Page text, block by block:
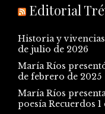
Editorial
Historia y
de julio de 2026
María Ríos
de febrero de 2025
María Ríos
poesía Recuerdos 1